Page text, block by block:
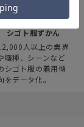
みんなの
シゴト服ずかん
人以上の業界
職種、シーンなど
シゴト服の着用傾
をデータ化。